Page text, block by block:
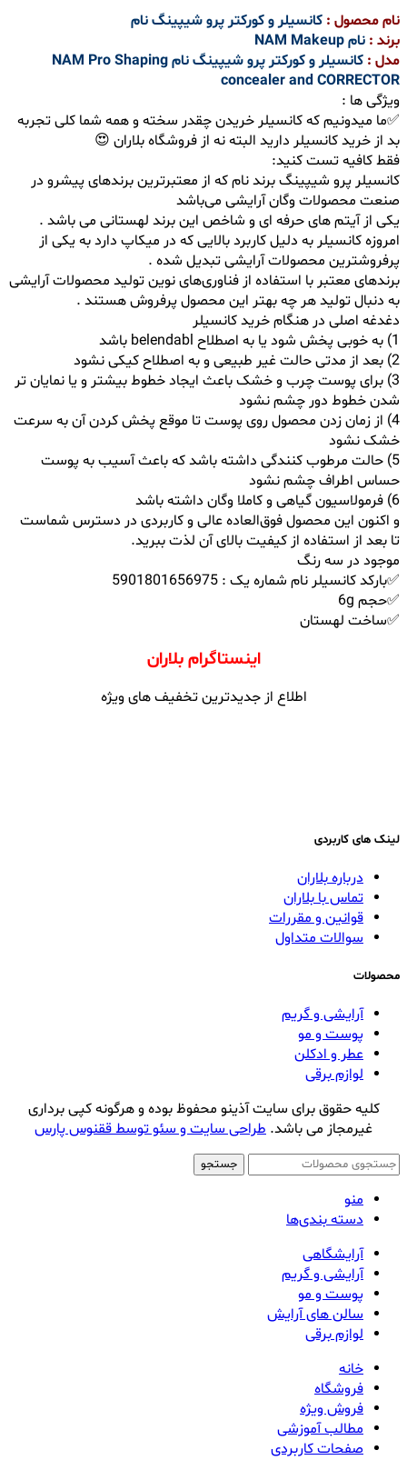
نام محصول : کانسیلر و کورکتر پرو شیپینگ نام
برند : نامNAM Makeup
مدل :
کانسیلر و کورکتر پرو شیپینگ نام NAM Pro Shaping
concealer and CORRECTOR
ویژگی ها :
✅ما میدونیم که کانسیلر خریدن چقدر سخته و همه شما کلی تجربه
بد از خرید کانسیلر دارید البته نه از فروشگاه بلاران 😍
فقط کافیه تست کنید:
کانسیلر پرو شیپینگ برند نام که از معتبرترین برندهای پیشرو در
صنعت محصولات وگان آرایشی می‌باشد
یکی از آیتم های حرفه ای و شاخص این برند لهستانی می باشد .
امروزه کانسیلر به دلیل کاربرد بالایی که در میکاپ دارد به یکی از
پرفروشترین محصولات آرایشی تبدیل شده .
برندهای معتبر با استفاده از فناوری‌های نوین تولید محصولات آرایشی
به دنبال تولید هر چه بهتر این محصول پرفروش هستند .
دغدغه اصلی در هنگام خرید کانسیلر
1) به خوبی پخش شود یا به اصطلاح belendabl باشد
2) بعد از مدتی حالت غیر طبیعی و به اصطلاح کیکی نشود
3) برای پوست چرب و خشک باعث ایجاد خطوط بیشتر و یا نمایان تر
شدن خطوط دور چشم نشود
4) از زمان زدن محصول روی پوست تا موقع پخش کردن آن به سرعت
خشک نشود
5) حالت مرطوب کنندگی داشته باشد که باعث آسیب به پوست
حساس اطراف چشم نشود
6) فرمولاسیون گیاهی و کاملا وگان داشته باشد
و اکنون این محصول فوق‌العاده عالی و کاربردی در دسترس شماست
تا بعد از استفاده از کیفیت بالای آن لذت ببرید.
موجود در سه رنگ
✅بارکد کانسیلر نام شماره یک : 5901801656975
✅حجم 6g
✅ساخت لهستان
اینستاگرام بلاران
اطلاع از جدیدترین تخفیف های ویژه
لینک های کاربردی
درباره بلاران
تماس با بلاران
قوانین و مقررات
سوالات متداول
محصولات
آرایشی و گریم
پوست و مو
عطر و ادکلن
لوازم برقی
کلیه حقوق برای سایت آذینو محفوظ بوده و هرگونه کپی برداری
غیرمجاز می باشد. طراحی سایت و سئو توسط ققنوس پارس
جستجو
منو
دسته بندی‌ها
آرایشگاهی
آرایشی و گریم
پوست و مو
سالن های آرایش
لوازم برقی
خانه
فروشگاه
فروش ویژه
مطالب آموزشی
صفحات کاربردی